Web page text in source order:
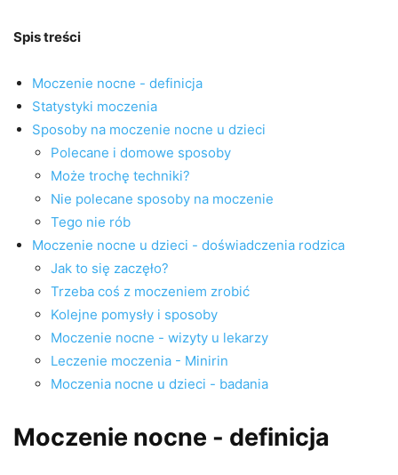
Spis treści
Moczenie nocne - definicja
Statystyki moczenia
Sposoby na moczenie nocne u dzieci
Polecane i domowe sposoby
Może trochę techniki?
Nie polecane sposoby na moczenie
Tego nie rób
Moczenie nocne u dzieci - doświadczenia rodzica
Jak to się zaczęło?
Trzeba coś z moczeniem zrobić
Kolejne pomysły i sposoby
Moczenie nocne - wizyty u lekarzy
Leczenie moczenia - Minirin
Moczenia nocne u dzieci - badania
Moczenie nocne - definicja